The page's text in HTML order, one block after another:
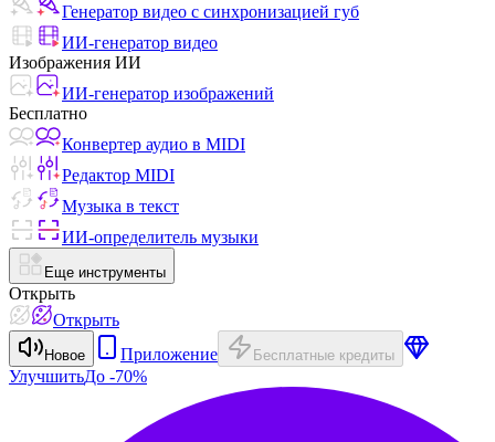
Генератор видео с синхронизацией губ
ИИ-генератор видео
Изображения ИИ
ИИ-генератор изображений
Бесплатно
Конвертер аудио в MIDI
Редактор MIDI
Музыка в текст
ИИ-определитель музыки
Еще инструменты
Открыть
Открыть
Новое Приложение Бесплатные кредиты
УлучшитьДо -70%